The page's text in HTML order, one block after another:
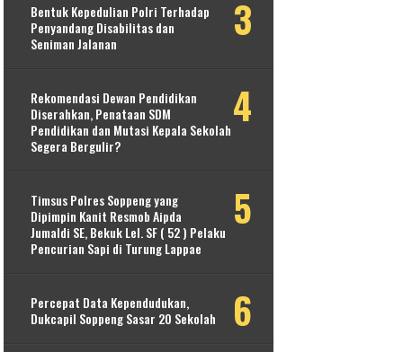
Bentuk Kepedulian Polri Terhadap
Penyandang Disabilitas dan
Seniman Jalanan
Rekomendasi Dewan Pendidikan
Diserahkan, Penataan SDM
Pendidikan dan Mutasi Kepala Sekolah
Segera Bergulir?
Timsus Polres Soppeng yang
Dipimpin Kanit Resmob Aipda
Jumaldi SE, Bekuk Lel. SF ( 52 ) Pelaku
Pencurian Sapi di Turung Lappae
Percepat Data Kependudukan,
Dukcapil Soppeng Sasar 20 Sekolah